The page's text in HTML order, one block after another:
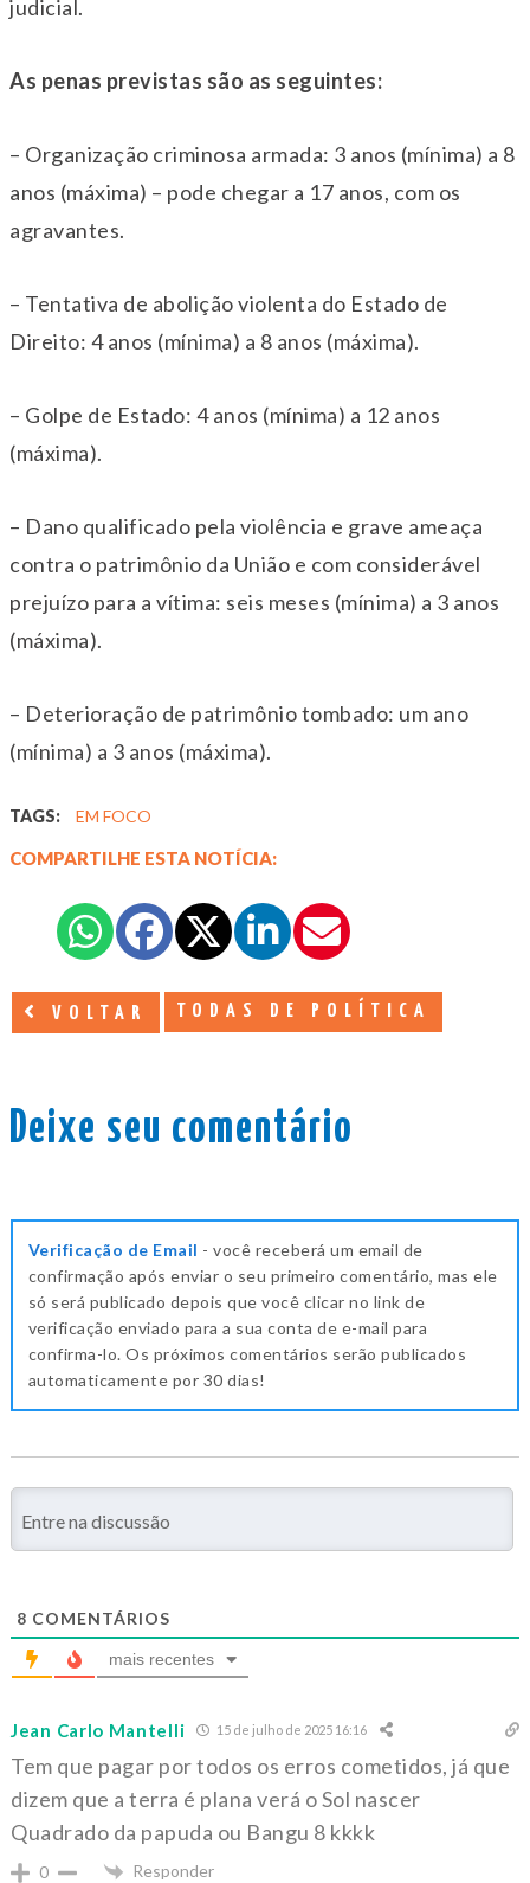
judicial.
As penas previstas são as seguintes:
– Organização criminosa armada: 3 anos (mínima) a 8
anos (máxima) – pode chegar a 17 anos, com os
agravantes.
– Tentativa de abolição violenta do Estado de
Direito: 4 anos (mínima) a 8 anos (máxima).
– Golpe de Estado: 4 anos (mínima) a 12 anos
(máxima).
– Dano qualificado pela violência e grave ameaça
contra o patrimônio da União e com considerável
prejuízo para a vítima: seis meses (mínima) a 3 anos
(máxima).
– Deterioração de patrimônio tombado: um ano
(mínima) a 3 anos (máxima).
TAGS: EM FOCO
COMPARTILHE ESTA NOTÍCIA:
VOLTAR TODAS DE POLÍTICA
Deixe seu comentário
Verificação de Email - você receberá um email de
confirmação após enviar o seu primeiro comentário, mas ele
só será publicado depois que você clicar no link de
verificação enviado para a sua conta de e-mail para
confirma-lo. Os próximos comentários serão publicados
automaticamente por 30 dias!
8 COMENTÁRIOS
mais recentes
Jean Carlo Mantelli 15 de julho de 2025 16:16
Tem que pagar por todos os erros cometidos, já que
dizem que a terra é plana verá o Sol nascer
Quadrado da papuda ou Bangu 8 kkkk
0 Responder